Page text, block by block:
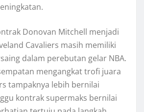
Donovan Mitchell menjadi
Cavaliers masih memiliki
dalam perebutan gelar NBA.
mengangkat trofi juara
tampaknya lebih bernilai
kontrak supermaks bernilai